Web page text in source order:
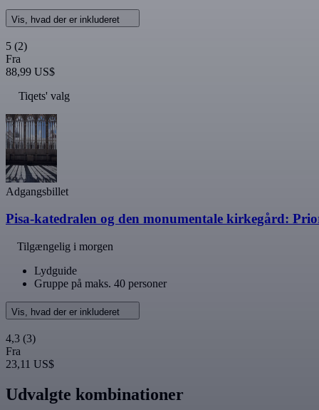
Vis, hvad der er inkluderet
5 (2)
Fra
88,99 US$
Tiqets' valg
Adgangsbillet
Pisa-katedralen og den monumentale kirkegård:
Tilgængelig i morgen
Lydguide
Gruppe på maks. 40 personer
Vis, hvad der er inkluderet
4,3 (3)
Fra
23,11 US$
Udvalgte kombinationer